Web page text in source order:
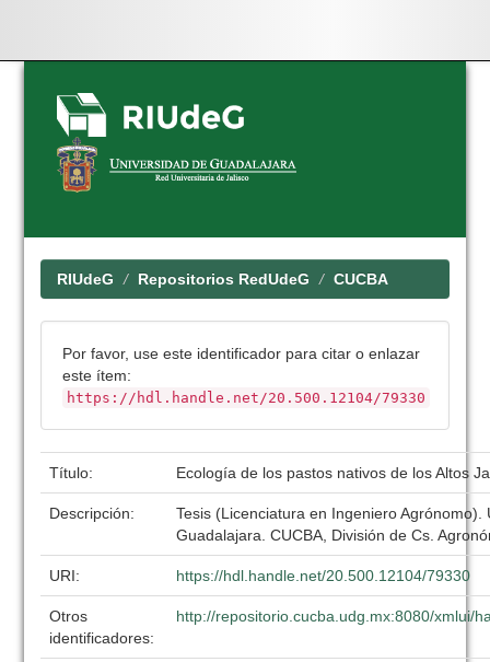
Skip
navigation
RIUdeG Repositorios RedUdeG CUCBA
Por favor, use este identificador para citar o enlazar
este ítem:
https://hdl.handle.net/20.500.12104/79330
Título: Ecología de los pastos nativos de los Altos
Descripción:
Tesis (Licenciatura en Ingeniero Agrónomo).
Guadalajara. CUCBA, División de Cs.
URI: https://hdl.handle.net/20.500.12104/79330
Otros
identificadores:
http://repositorio.cucba.udg.mx:8080/xmlui/